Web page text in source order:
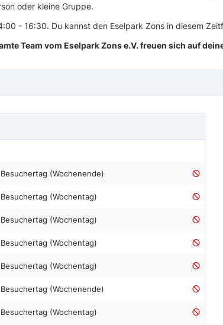
oder kleine Gruppe.
- 16:30. Du kannst den Eselpark Zons in diesem
Team vom Eselpark Zons e.V. freuen sich auf
Besuchertag (Wochenende)
Besuchertag (Wochentag)
Besuchertag (Wochentag)
Besuchertag (Wochentag)
Besuchertag (Wochentag)
Besuchertag (Wochenende)
Besuchertag (Wochentag)